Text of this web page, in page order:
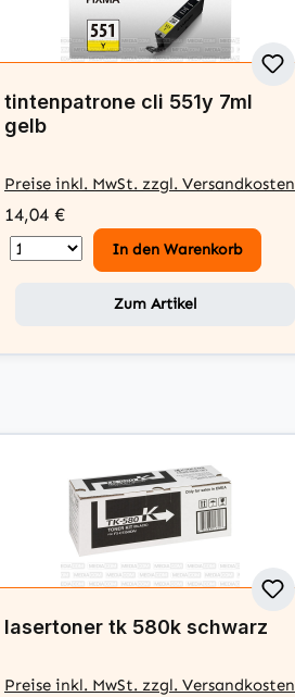
tintenpatrone cli 551y 7ml
gelb
Preise inkl. MwSt. zzgl. Versandkosten
14,04 €
In den Warenkorb
Zum Artikel
lasertoner tk 580k schwarz
Preise inkl. MwSt. zzgl. Versandkosten